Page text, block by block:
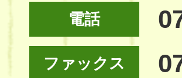
電話
ファックス